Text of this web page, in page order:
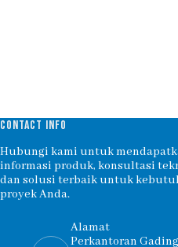
CONTACT INFO
Hubungi kami untuk
informasi produk, konsultasi
dan solusi terbaik untuk
proyek Anda.
Alamat
Perkantoran Gading